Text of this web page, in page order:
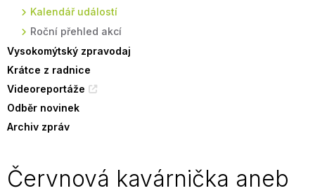
Kalendář událostí
Roční přehled akcí
Vysokomýtský zpravodaj
Krátce z radnice
Videoreportáže
Odběr novinek
Archiv zpráv
Červnová kavárnička aneb